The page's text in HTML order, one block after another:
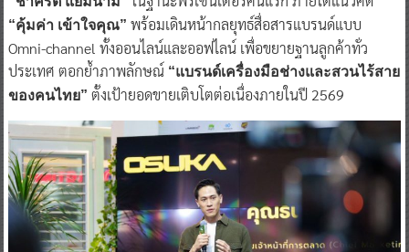
“คุ้มค่า เข้าใจคุณ” พร้อมเดินหน้ากลยุทธ์สื่อสารแบรนด์แบบ
Omni-channel ทั้งออนไลน์และออฟไลน์ เพื่อขยายฐานลูกค้าทั่ว
ประเทศ ตอกย้ำภาพลักษณ์ “แบรนด์เครื่องมือช่างและสวนไร้สาย
ของคนไทย” ตั้งเป้ายอดขายเติบโตต่อเนื่องภายในปี 2569